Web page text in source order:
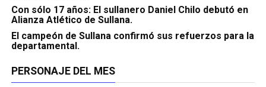
Con sólo 17 años: El sullanero Daniel Chilo debutó en
Alianza Atlético de Sullana.
El campeón de Sullana confirmó sus refuerzos para la
departamental.
PERSONAJE DEL MES